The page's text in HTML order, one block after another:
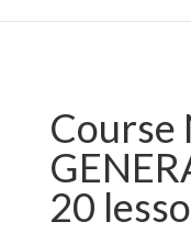
Course
20